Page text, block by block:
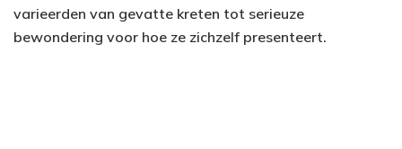
varieerden van gevatte kreten tot serieuze
bewondering voor hoe ze zichzelf presenteert.